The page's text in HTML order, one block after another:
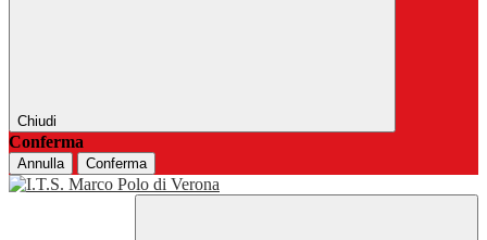
Chiudi
Conferma
Annulla Conferma